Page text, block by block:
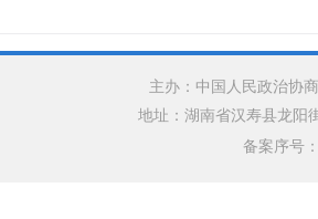
主办：中国人民政治协
地址：湖南省汉寿县龙
备案序号